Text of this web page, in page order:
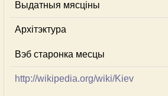
Выдатныя мясціны
Архітэктура
Вэб старонка месцы
http://wikipedia.org/wiki/Kiev